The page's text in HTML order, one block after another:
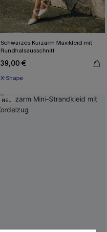
Schwarzes Kurzarm Maxikleid mit
Rundhalsausschnitt
39,00 €
X-Shape
NEU